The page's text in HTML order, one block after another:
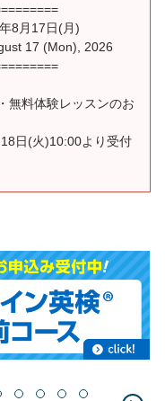
8月17日(月)
17 (Mon), 2026
無料体験レッスンのお
日(火)10:00より受付